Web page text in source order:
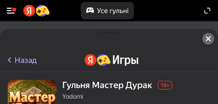
Усе гульні
Назад
Гульня Мастер Дурак 18+
Yodomi